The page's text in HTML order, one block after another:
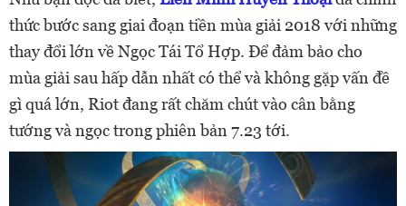
thức bước sang giai đoạn tiền mùa giải 2018 với những
thay đổi lớn về Ngọc Tái Tổ Hợp. Để đảm bảo cho
mùa giải sau hấp dẫn nhất có thể và không gặp vấn đề
gì quá lớn, Riot đang rất chăm chút vào cân bằng
tướng và ngọc trong phiên bản 7.23 tới.